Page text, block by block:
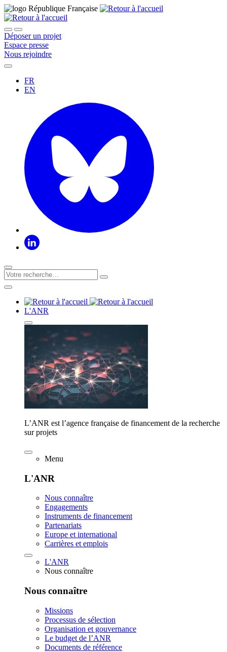
Déposer un projet
Espace presse
Nous rejoindre
FR
EN
L'ANR
L’ANR est l’agence française de financement de la recherche
sur projets
Menu
L'ANR
Nous connaître
Engagements
Instruments de financement
Partenariats
Europe et international
Carrières et emplois
L'ANR
Nous connaître
Nous connaître
Missions
Processus de sélection
Organisation et gouvernance
Le budget de l’ANR
Documents de référence